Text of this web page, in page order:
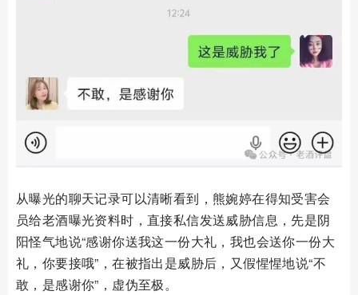
从曝光的聊天记录可以清晰看到，熊婉婷在得知受害会
员给老酒曝光资料时，直接私信发送威胁信息，先是阴
阳怪气地说“感谢你送我这一份大礼，我也会送你一份大
礼，你要接哦”，在被指出是威胁后，又假惺惺地说“不
敢，是感谢你”，虚伪至极。